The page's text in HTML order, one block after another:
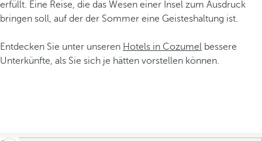
erfüllt. Eine Reise, die das Wesen einer Insel zum Ausdruck
bringen soll, auf der der Sommer eine Geisteshaltung ist.
Entdecken Sie unter unseren Hotels in Cozumel bessere
Unterkünfte, als Sie sich je hätten vorstellen können.